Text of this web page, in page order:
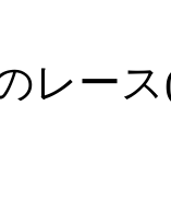
レー